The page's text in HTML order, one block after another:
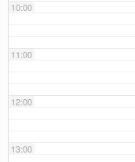
10:00
11:00
12:00
13:00